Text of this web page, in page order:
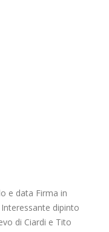
e data Firma in
dipinto
di Ciardi e Tito